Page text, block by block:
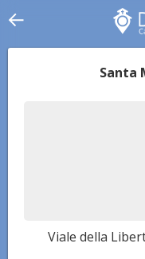
Santa
Viale della